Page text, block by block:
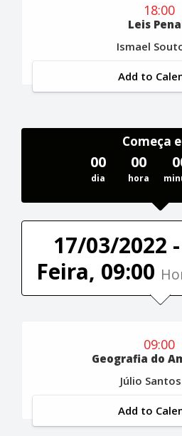
18:00
Leis
Ismael
Add to
Começa
00
dia
00
hora
17/03/2022
Feira, 09:00
09:00
Geografia do
Júlio Santos
Add to